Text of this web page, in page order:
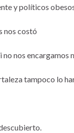
y políticos
nos costó
no nos encargamos
tampoco lo